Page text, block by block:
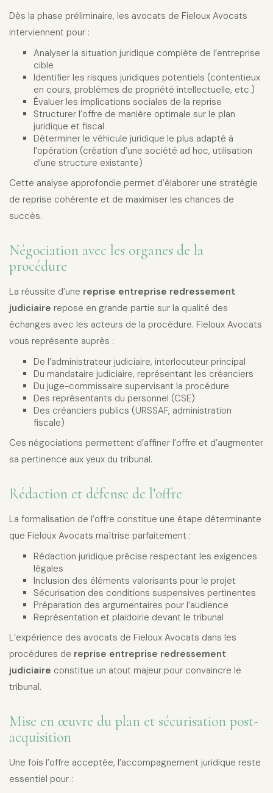
Dès la phase préliminaire, les avocats de Fieloux Avocats
interviennent pour :
Analyser la situation juridique complète de l’entreprise
cible
Identifier les risques juridiques potentiels (contentieux
en cours, problèmes de propriété intellectuelle, etc.)
Évaluer les implications sociales de la reprise
Structurer l’offre de manière optimale sur le plan
juridique et fiscal
Déterminer le véhicule juridique le plus adapté à
l’opération (création d’une société ad hoc, utilisation
d’une structure existante)
Cette analyse approfondie permet d’élaborer une stratégie
de reprise cohérente et de maximiser les chances de
succès.
Négociation avec les organes de la
procédure
La réussite d’une reprise entreprise redressement
judiciaire repose en grande partie sur la qualité des
échanges avec les acteurs de la procédure. Fieloux Avocats
vous représente auprès :
De l’administrateur judiciaire, interlocuteur principal
Du mandataire judiciaire, représentant les créanciers
Du juge-commissaire supervisant la procédure
Des représentants du personnel (CSE)
Des créanciers publics (URSSAF, administration
fiscale)
Ces négociations permettent d’affiner l’offre et d’augmenter
sa pertinence aux yeux du tribunal.
Rédaction et défense de l’offre
La formalisation de l’offre constitue une étape déterminante
que Fieloux Avocats maîtrise parfaitement :
Rédaction juridique précise respectant les exigences
légales
Inclusion des éléments valorisants pour le projet
Sécurisation des conditions suspensives pertinentes
Préparation des argumentaires pour l’audience
Représentation et plaidoirie devant le tribunal
L’expérience des avocats de Fieloux Avocats dans les
procédures de reprise entreprise redressement
judiciaire constitue un atout majeur pour convaincre le
tribunal.
Mise en œuvre du plan et sécurisation post-
acquisition
Une fois l’offre acceptée, l’accompagnement juridique reste
essentiel pour :